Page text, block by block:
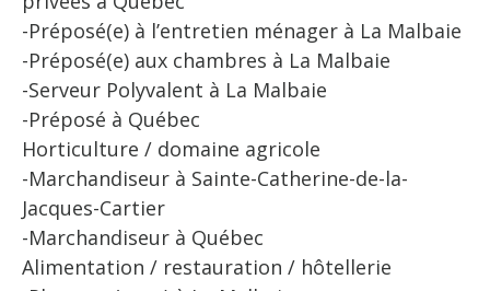
-Préposé(e) à l’entretien ménager à La Malbaie
-Préposé(e) aux chambres à La Malbaie
-Serveur Polyvalent à La Malbaie
-Préposé à Québec
Horticulture / domaine agricole
-Marchandiseur à Sainte-Catherine-de-la-
Jacques-Cartier
-Marchandiseur à Québec
Alimentation / restauration / hôtellerie